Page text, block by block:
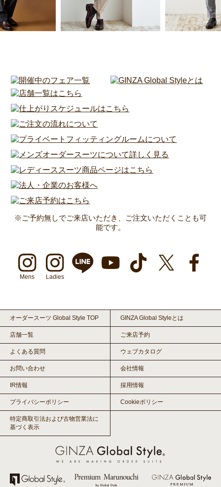
※ご予約無しでご来店いただき、ご注文いただくことも可
能です。
Mens Ladies
オーダースーツ Global Style TOP GINZA Global Styleとは
店舗一覧 ご来店予約
よくある質問 ウェブカタログ
お問い合わせ 会社情報
IR情報 採用情報
プライバシーポリシー Cookieポリシー
特定商取引法および古物営業法に
基づく表示